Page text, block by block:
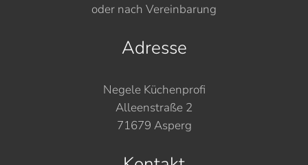
oder nach Vereinbarung
Adresse
Negele Küchenprofi
Alleenstraße 2
71679 Asperg